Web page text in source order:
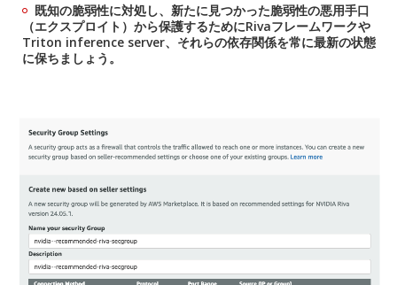
既知の脆弱性に対処し、新たに見つかった脆弱性の悪用手口
（エクスプロイト）から保護するためにRivaフレームワークや
Triton inference server、それらの依存関係を常に最新の状態
に保ちましょう。